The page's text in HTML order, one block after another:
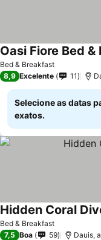
Bed & Breakfast
Oasi Fiore Bed
8,9 Excelente 11
Selecione as datas
exatos.
Bed & Breakfast
Hidden Coral
7,5 Boa 59 Dauis,